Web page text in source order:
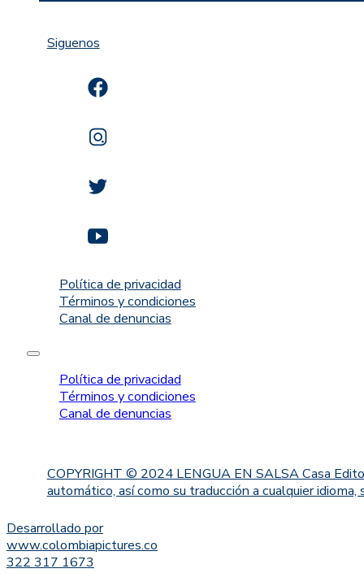
Siguenos
Política de privacidad
Términos y condiciones
Canal de denuncias
Política de privacidad
Términos y condiciones
Canal de denuncias
COPYRIGHT © 2024 LENGUA EN SALSA Casa
automático, así como su traducción a cualquier
Desarrollado por
www.colombiapictures.co
322 317 1673